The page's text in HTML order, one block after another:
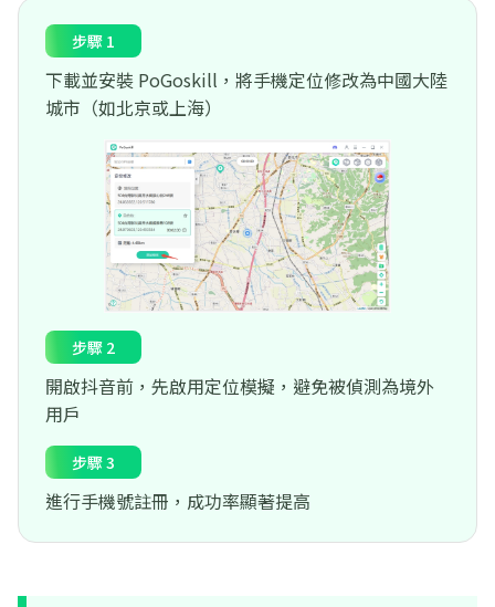
步驟 1
下載並安裝 PoGoskill，將手機定位修改為中國大陸
城市（如北京或上海）
步驟 2
開啟抖音前，先啟用定位模擬，避免被偵測為境外
用戶
步驟 3
進行手機號註冊，成功率顯著提高